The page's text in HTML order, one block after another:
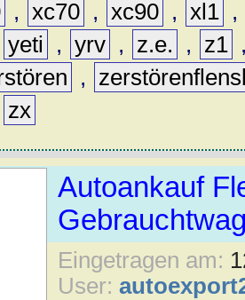
, xc70 , xc90 , xl1 ,
yeti , yrv , z.e. , z1
,
zx
Autoankauf
Eingetragen am:
User: